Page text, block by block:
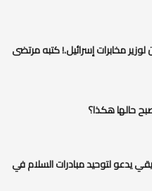
لوزير مخابرات إسرائيل.! كتبه مرتضى
حالها هكذا؟
يدعو لتوحيد مبادرات السلام في